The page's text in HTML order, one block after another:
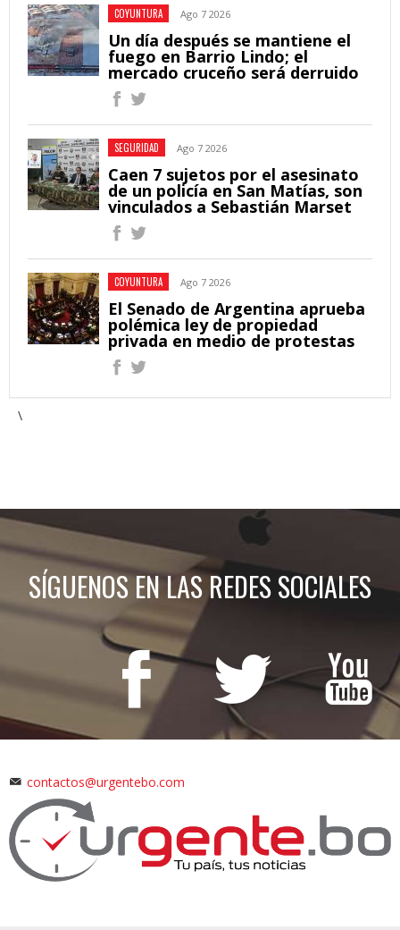
COYUNTURA Ago 7 2026
Un día después se mantiene el
fuego en Barrio Lindo; el
mercado cruceño será derruido
SEGURIDAD Ago 7 2026
Caen 7 sujetos por el asesinato
de un policía en San Matías, son
vinculados a Sebastián Marset
COYUNTURA Ago 7 2026
El Senado de Argentina aprueba
polémica ley de propiedad
privada en medio de protestas
\
SÍGUENOS EN LAS REDES SOCIALES
contactos@urgentebo.com